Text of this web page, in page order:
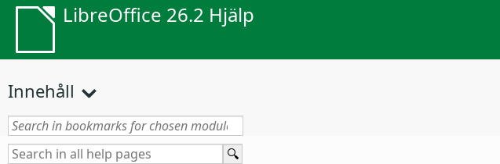
LibreOffice 26.2 Hjälp
Innehåll